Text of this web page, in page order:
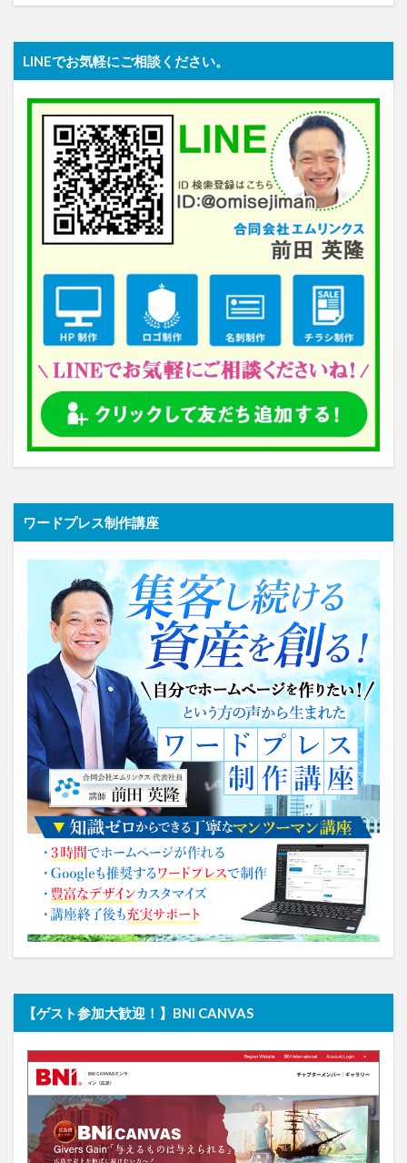
LINEでお気軽にご相談ください。
ワードプレス制作講座
【ゲスト参加大歓迎！】BNI CANVAS